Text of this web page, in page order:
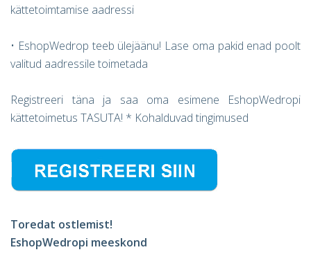
kättetoimtamise aadressi
• EshopWedrop teeb ülejäänu! Lase oma pakid enad poolt
valitud aadressile toimetada
Registreeri täna ja saa oma esimene EshopWedropi
kättetoimetus TASUTA! * Kohalduvad tingimused
Toredat ostlemist!
EshopWedropi meeskond